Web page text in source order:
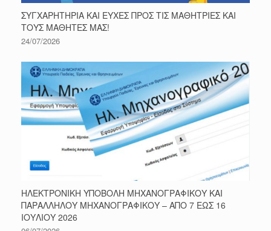
ΣΥΓΧΑΡΗΤΗΡΙΑ ΚΑΙ ΕΥΧΕΣ ΠΡΟΣ ΤΙΣ ΜΑΘΗΤΡΙΕΣ ΚΑΙ
ΤΟΥΣ ΜΑΘΗΤΕΣ ΜΑΣ!
24/07/2026
ΗΛΕΚΤΡΟΝΙΚΗ ΥΠΟΒΟΛΗ ΜΗΧΑΝΟΓΡΑΦΙΚΟΥ ΚΑΙ
ΠΑΡΑΛΛΗΛΟΥ ΜΗΧΑΝΟΓΡΑΦΙΚΟΥ – ΑΠΟ 7 ΕΩΣ 16
ΙΟΥΛΙΟΥ 2026